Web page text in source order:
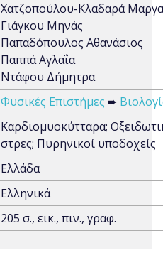
Χατζοπούλου-Κλαδαρά
Γιάγκου Μηνάς
Παπαδόπουλος Αθανάσιος
Παππά Αγλαΐα
Ντάφου Δήμητρα
Φυσικές Επιστήμες ➨
Καρδιομυοκύτταρα;
στρες; Πυρηνικοί υποδοχείς
Ελλάδα
Ελληνικά
205 σ., εικ., πιν., γραφ.